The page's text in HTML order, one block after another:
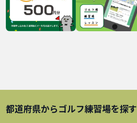
都道府県からゴルフ練習場を探す